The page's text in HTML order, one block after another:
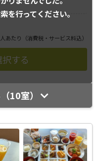
を行ってください。
あたり （消費税・サービス料込）
10室）